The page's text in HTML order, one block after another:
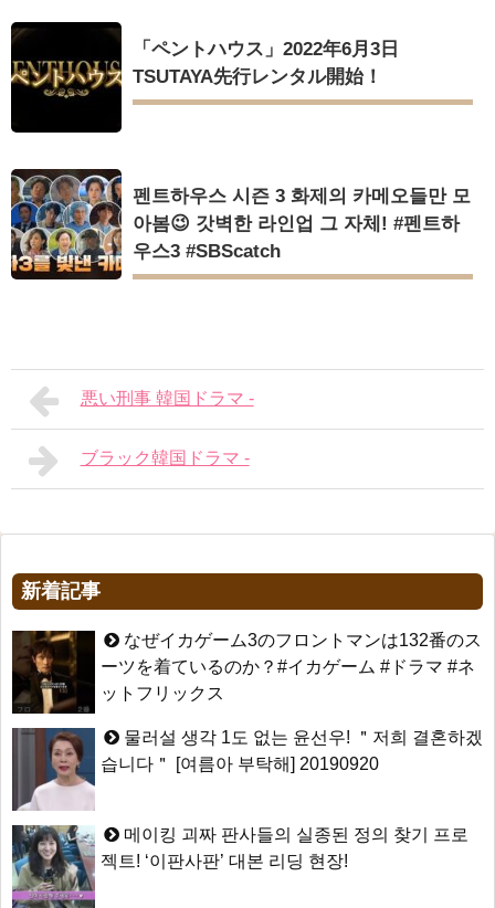
「ペントハウス」2022年6月3日
TSUTAYA先行レンタル開始！
펜트하우스 시즌 3 화제의 카메오들만 모
아봄😉 갓벽한 라인업 그 자체! #펜트하
우스3 #SBScatch
悪い刑事 韓国ドラマ -
ブラック韓国ドラマ -
新着記事
なぜイカゲーム3のフロントマンは132番のス
ーツを着ているのか？#イカゲーム #ドラマ #ネ
ットフリックス
물러설 생각 1도 없는 윤선우! ＂저희 결혼하겠
습니다＂ [여름아 부탁해] 20190920
메이킹 괴짜 판사들의 실종된 정의 찾기 프로
젝트! ‘이판사판’ 대본 리딩 현장!